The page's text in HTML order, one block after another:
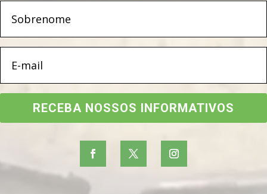
RECEBA NOSSOS INFORMATIVOS